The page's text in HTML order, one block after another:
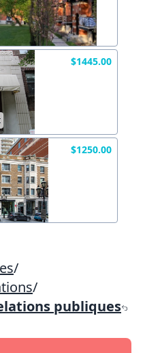
$1445.00
$1250.00
/
/
publiques